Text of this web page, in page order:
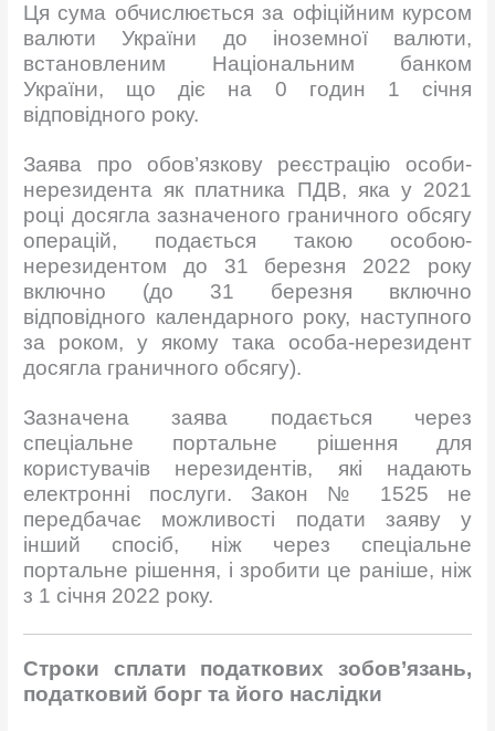
Ця сума обчислюється за офіційним курсом
валюти України до іноземної валюти,
встановленим Національним банком
України, що діє на 0 годин 1 січня
відповідного року.
Заява про обов’язкову реєстрацію особи-
нерезидента як платника ПДВ, яка у 2021
році досягла зазначеного граничного обсягу
операцій, подається такою особою-
нерезидентом до 31 березня 2022 року
включно (до 31 березня включно
відповідного календарного року, наступного
за роком, у якому така особа-нерезидент
досягла граничного обсягу).
Зазначена заява подається через
спеціальне портальне рішення для
користувачів нерезидентів, які надають
електронні послуги. Закон № 1525 не
передбачає можливості подати заяву у
інший спосіб, ніж через спеціальне
портальне рішення, і зробити це раніше, ніж
з 1 січня 2022 року.
Строки сплати податкових зобов’язань,
податковий борг та його наслідки